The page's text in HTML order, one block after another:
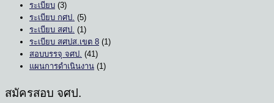
ระเบียบ (3)
ระเบียบ กศป. (5)
ระเบียบ สศป. (1)
ระเบียบ สศปส.เขต 8 (1)
สอบบรรจุ จศป. (41)
แผนการดำเนินงาน (1)
สมัครสอบ จศป.